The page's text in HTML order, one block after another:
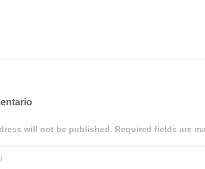
will not be published. Required fields are